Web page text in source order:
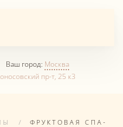
Ваш город: Москва
пр-т, 25 к3
ФРУКТОВАЯ СПА-